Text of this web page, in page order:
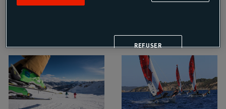
Snowboard
REFUSER